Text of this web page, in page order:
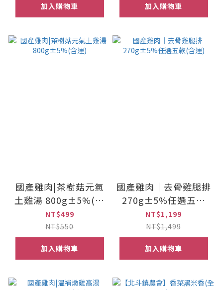
加入購物車 加入購物車
國產雞肉|茶樹菇元氣
土雞湯 800g±5%(含
運)
NT$499
NT$550
加入購物車
國產雞肉｜去骨雞腿排
270g±5%任選五款
(含運)
NT$1,199
NT$1,499
加入購物車